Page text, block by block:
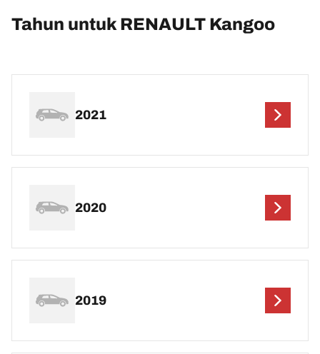
Tahun untuk RENAULT Kangoo
2021
2020
2019